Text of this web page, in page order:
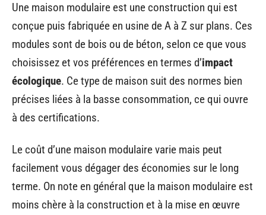
Une maison modulaire est une construction qui est
conçue puis fabriquée en usine de A à Z sur plans. Ces
modules sont de bois ou de béton, selon ce que vous
choisissez et vos préférences en termes d’impact
écologique. Ce type de maison suit des normes bien
précises liées à la basse consommation, ce qui ouvre
à des certifications.
Le coût d’une maison modulaire varie mais peut
facilement vous dégager des économies sur le long
terme. On note en général que la maison modulaire est
moins chère à la construction et à la mise en œuvre